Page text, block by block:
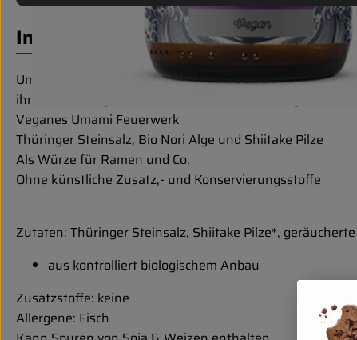
Info
Umami-Salz - aber vegan? Das geht! Nori-Alge und
ihr den Bonito gar nicht erst vermisst. Unser veganes
Veganes Umami Feuerwerk
Thüringer Steinsalz, Bio Nori Alge und Shiitake Pilze
Als Würze für Ramen und Co.
Ohne künstliche Zusatz,- und Konservierungsstoffe
Zutaten: Thüringer Steinsalz, Shiitake Pilze*,
aus kontrolliert biologischem Anbau
Zusatzstoffe: keine
Allergene: Fisch